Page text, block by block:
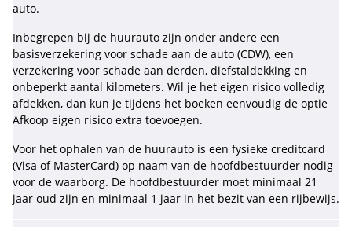
auto.
Inbegrepen bij de huurauto zijn onder andere een
basisverzekering voor schade aan de auto (CDW), een
verzekering voor schade aan derden, diefstaldekking en
onbeperkt aantal kilometers. Wil je het eigen risico volledig
afdekken, dan kun je tijdens het boeken eenvoudig de optie
Afkoop eigen risico extra toevoegen.
Voor het ophalen van de huurauto is een fysieke creditcard
(Visa of MasterCard) op naam van de hoofdbestuurder nodig
voor de waarborg. De hoofdbestuurder moet minimaal 21
jaar oud zijn en minimaal 1 jaar in het bezit van een rijbewijs.